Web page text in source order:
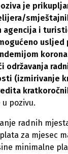
je
agencija i
usljed
korona
održavanja
(izmirivanje
u pozivu.
radnih
za mjesec
minimalne